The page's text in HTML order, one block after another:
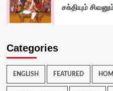
சக்தியும்
Categories
ENGLISH FEATURED